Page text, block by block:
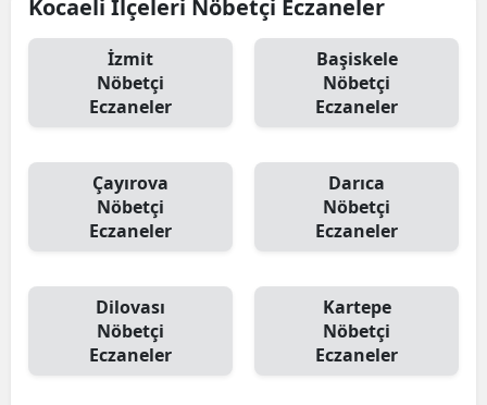
Kocaeli İlçeleri Nöbetçi Eczaneler
İzmit
Nöbetçi
Eczaneler
Başiskele
Nöbetçi
Eczaneler
Çayırova
Nöbetçi
Eczaneler
Darıca
Nöbetçi
Eczaneler
Dilovası
Nöbetçi
Eczaneler
Kartepe
Nöbetçi
Eczaneler